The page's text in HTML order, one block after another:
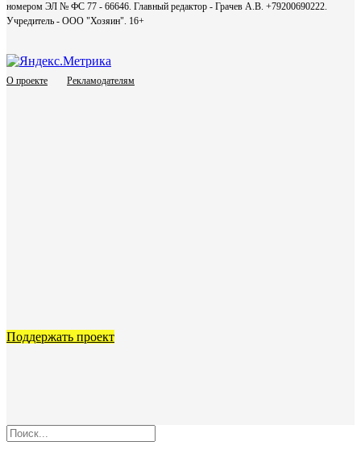
номером ЭЛ № ФС 77 - 66646. Главный редактор - Грачев А.В. +79200690222.
Учредитель - ООО "Хозяин". 16+
О проекте Рекламодателям
Поддержать проект